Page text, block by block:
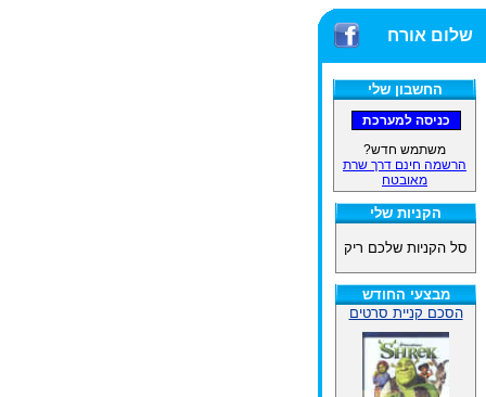
שלום אורח
החשבון שלי
משתמש חדש?
הרשמה חינם דרך שרת
מאובטח
הקניות שלי
סל הקניות שלכם ריק
מבצעי החודש
הסכם קניית סרטים